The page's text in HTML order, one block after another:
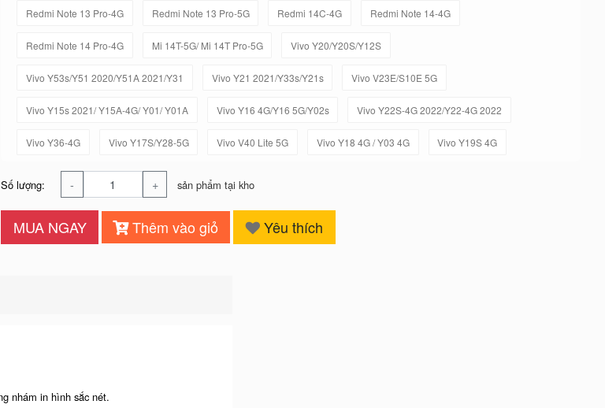
Redmi Note 13 Pro-4G Redmi Note 13 Pro-5G Redmi 14C-4G Redmi Note 14-4G
Redmi Note 14 Pro-4G Mi 14T-5G/ Mi 14T Pro-5G Vivo Y20/Y20S/Y12S
Vivo Y53s/Y51 2020/Y51A 2021/Y31 Vivo Y21 2021/Y33s/Y21s Vivo V23E/S10E 5G
Vivo Y15s 2021/ Y15A-4G/ Y01/ Y01A Vivo Y16 4G/Y16 5G/Y02s Vivo Y22S-4G 2022/Y22-4G 2022
Vivo Y36-4G Vivo Y17S/Y28-5G Vivo V40 Lite 5G Vivo Y18 4G / Y03 4G Vivo Y19S 4G
Số lượng: - + sản phẩm tại kho
MUA NGAY Thêm vào giỏ Yêu thích
nhám in hình sắc nét.